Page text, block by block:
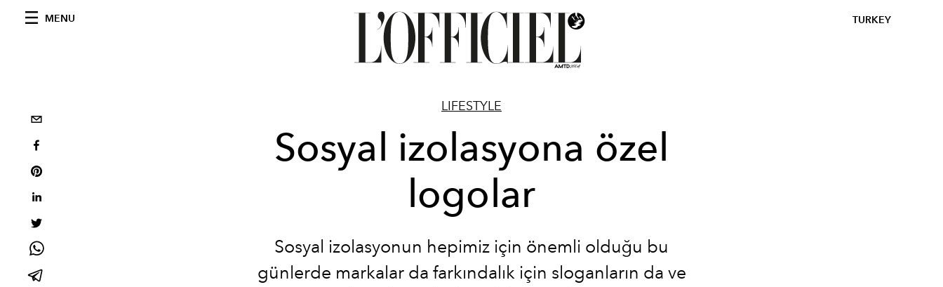
MENU TURKEY
LIFESTYLE
Sosyal izolasyona özel
logolar
Sosyal izolasyonun hepimiz için önemli olduğu bu
günlerde markalar da farkındalık için sloganların da ve